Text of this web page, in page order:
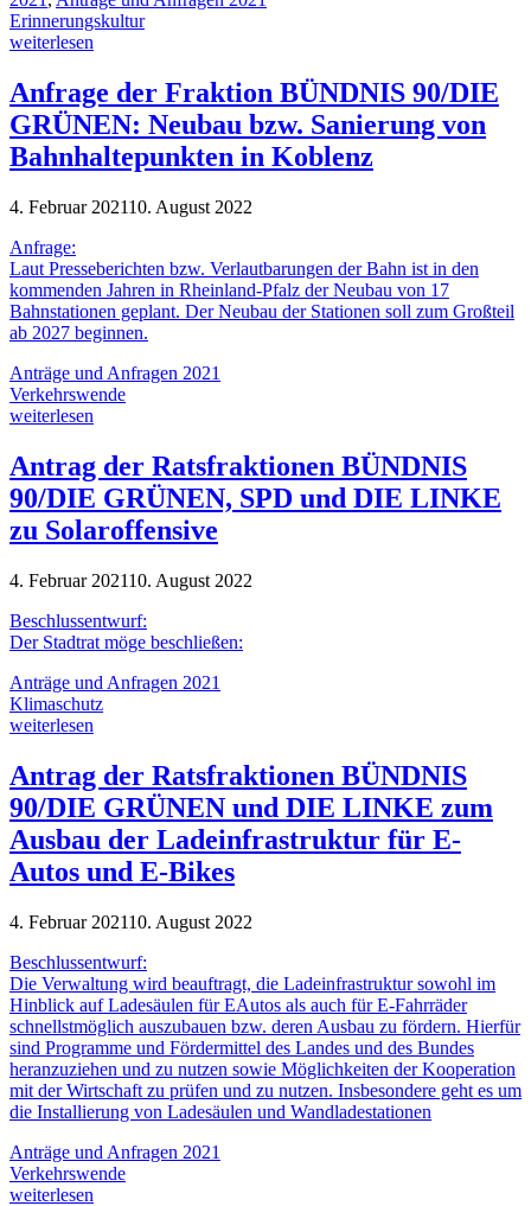
Erinnerungskultur
weiterlesen
Anfrage der Fraktion BÜNDNIS 90/DIE
GRÜNEN: Neubau bzw. Sanierung von
Bahnhaltepunkten in Koblenz
4. Februar 202110. August 2022
Anfrage:
Laut Presseberichten bzw. Verlautbarungen der Bahn ist in den
kommenden Jahren in Rheinland-Pfalz der Neubau von 17
Bahnstationen geplant. Der Neubau der Stationen soll zum Großteil
ab 2027 beginnen.
Anträge und Anfragen 2021
Verkehrswende
weiterlesen
Antrag der Ratsfraktionen BÜNDNIS
90/DIE GRÜNEN, SPD und DIE LINKE
zu Solaroffensive
4. Februar 202110. August 2022
Beschlussentwurf:
Der Stadtrat möge beschließen:
Anträge und Anfragen 2021
Klimaschutz
weiterlesen
Antrag der Ratsfraktionen BÜNDNIS
90/DIE GRÜNEN und DIE LINKE zum
Ausbau der Ladeinfrastruktur für E-
Autos und E-Bikes
4. Februar 202110. August 2022
Beschlussentwurf:
Die Verwaltung wird beauftragt, die Ladeinfrastruktur sowohl im
Hinblick auf Ladesäulen für EAutos als auch für E-Fahrräder
schnellstmöglich auszubauen bzw. deren Ausbau zu fördern. Hierfür
sind Programme und Fördermittel des Landes und des Bundes
heranzuziehen und zu nutzen sowie Möglichkeiten der Kooperation
mit der Wirtschaft zu prüfen und zu nutzen. Insbesondere geht es um
die Installierung von Ladesäulen und Wandladestationen
Anträge und Anfragen 2021
Verkehrswende
weiterlesen